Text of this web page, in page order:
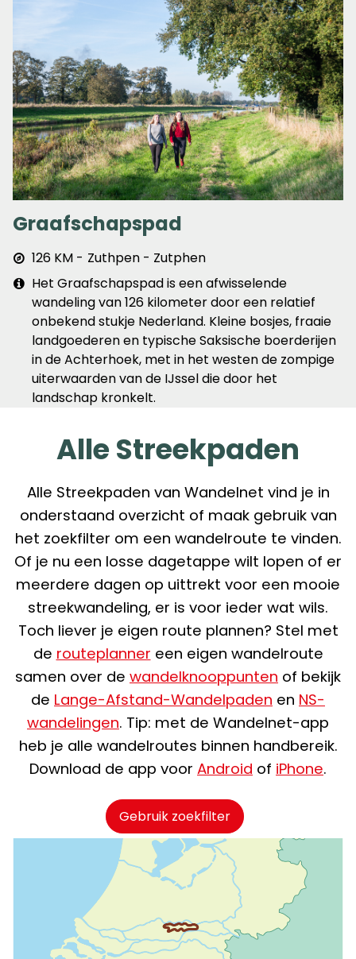
Graafschapspad
Afstand
&
plaats
126 KM
Zuthpen - Zutphen
Extra
info
Het Graafschapspad is een afwisselende
wandeling van 126 kilometer door een relatief
onbekend stukje Nederland. Kleine bosjes, fraaie
landgoederen en typische Saksische boerderijen
in de Achterhoek, met in het westen de zompige
uiterwaarden van de IJssel die door het
landschap kronkelt.
Alle Streekpaden
Alle Streekpaden van Wandelnet vind je in
onderstaand overzicht of maak gebruik van
het zoekfilter om een wandelroute te vinden.
Of je nu een losse dagetappe wilt lopen of er
meerdere dagen op uittrekt voor een mooie
streekwandeling, er is voor ieder wat wils.
Toch liever je eigen route plannen? Stel met
de routeplanner een eigen wandelroute
samen over de wandelknooppunten of bekijk
de Lange-Afstand-Wandelpaden en NS-
wandelingen. Tip: met de Wandelnet-app
heb je alle wandelroutes binnen handbereik.
Download de app voor Android of iPhone.
Gebruik zoekfilter